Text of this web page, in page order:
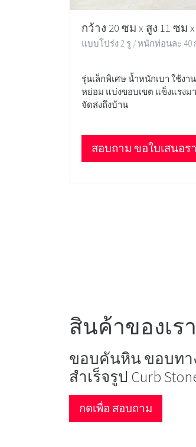
กว้าง 20 ซม x สูง 11 ซม
แบบโปร่ง 2 รู / หนักท่อนละ 40
รุ่นเล็กพิเศษ น้ำหนักเบา ใช้งา
หย่อม แบ่งขอบเขต แข็งแรงม
จัดส่งถึงบ้าน
สอบถาม ขอใบเสนอร
สินค้าของเรา
ขอบคันหิน ขอบทา
สำเร็จรูป Curb
กดเพื่อ สอบถาม